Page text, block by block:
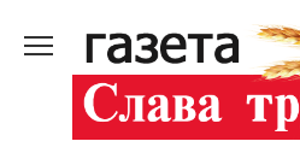
содержанию